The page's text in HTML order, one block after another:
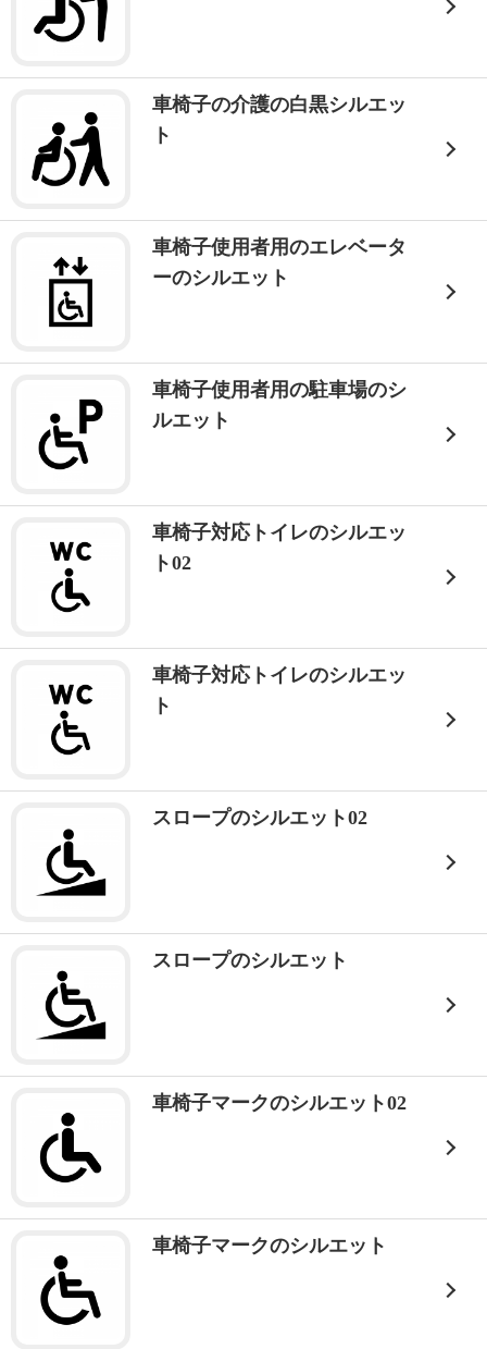
車椅子の介護の白黒シルエッ
ト
車椅子使用者用のエレベータ
ーのシルエット
車椅子使用者用の駐車場のシ
ルエット
車椅子対応トイレのシルエッ
ト02
車椅子対応トイレのシルエッ
ト
スロープのシルエット02
スロープのシルエット
車椅子マークのシルエット02
車椅子マークのシルエット